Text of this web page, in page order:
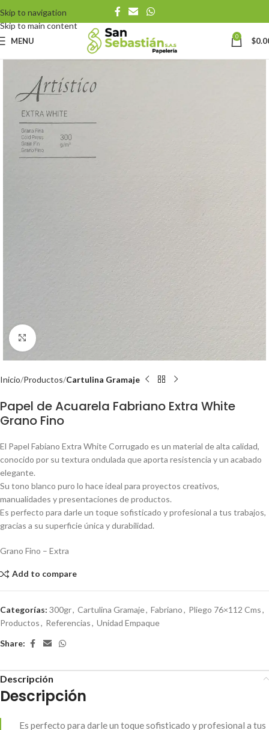
Skip to navigation
Skip to main content
MENU 0 $
Click to enlarge
Inicio Productos Cartulina Gramaje
Papel de Acuarela Fabriano Extra White
Grano Fino
El Papel Fabiano Extra White Corrugado es un material de alta calidad,
conocido por su textura ondulada que aporta resistencia y un acabado
elegante.
Su tono blanco puro lo hace ideal para proyectos creativos,
manualidades y presentaciones de productos.
Es perfecto para darle un toque sofisticado y profesional a tus trabajos,
gracias a su superficie única y durabilidad.
Grano Fino – Extra
Add to compare
Categorías: 300gr, Cartulina Gramaje, Fabriano, Pliego 76×112 Cms,
Productos, Referencias, Unidad Empaque
Share:
Descripción
Descripción
Es perfecto para darle un toque sofisticado y profesional a tus